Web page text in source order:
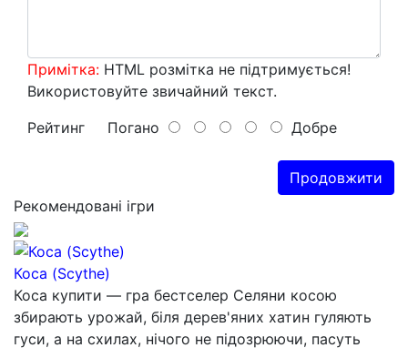
Примітка: HTML розмітка не підтримується!
Використовуйте звичайний текст.
Рейтинг Погано Добре
Продовжити
Рекомендовані ігри
Коса (Scythe)
Коса купити — гра бестселер Селяни косою
збирають урожай, біля дерев'яних хатин гуляють
гуси, а на схилах, нічого не підозрюючи, пасуть